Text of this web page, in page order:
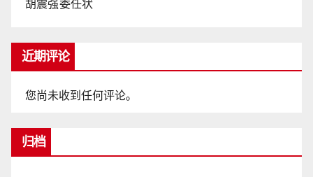
胡震强委任状
近期评论
您尚未收到任何评论。
归档